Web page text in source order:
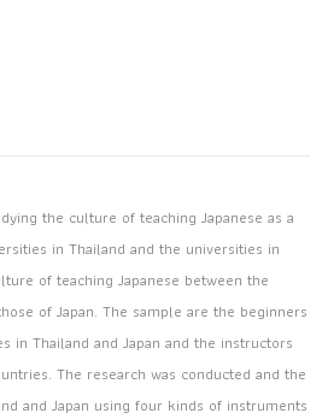
the culture of teaching Japanese as a
in Thailand and the universities in
of teaching Japanese between the
of Japan. The sample are the beginners
in Thailand and Japan and the instructors
The research was conducted and the
and Japan using four kinds of instruments